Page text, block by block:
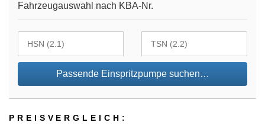
Fahrzeugauswahl nach KBA-Nr.
Passende Einspritzpumpe suchen…
PREIS­VER­GLEICH: